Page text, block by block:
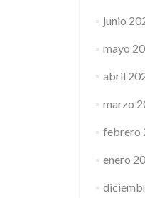
junio
mayo
abril
marzo
febrero
enero